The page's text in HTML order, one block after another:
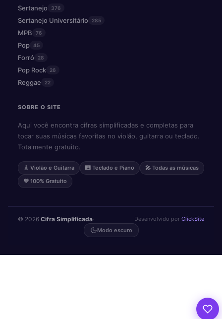
Sertanejo 376
Sertanejo Universitário 285
MPB 76
Pop 45
Forró 28
Pop Rock 26
Reggae 22
SOBRE O SITE
Aqui você encontra cifras simplificadas e completas para
tocar suas músicas favoritas no violão, guitarra ou teclado.
Totalmente gratuito.
🎸 Violão e Guitarra 🎹 Teclado e Piano
🎤 Todas as músicas
💜 100% Gratuito
© 2026 Cifra Simplificada· Desenvolvido por ClickSite
Modo escuro